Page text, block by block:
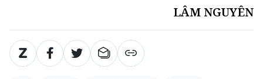
LÂM NGUYÊN